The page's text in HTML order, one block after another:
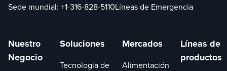
Sede mundial: +1-316-828-5110Líneas de Emergencia
Nuestro
Negocio
Soluciones
Tecnología de
Mercados
Alimentación
Líneas de
productos